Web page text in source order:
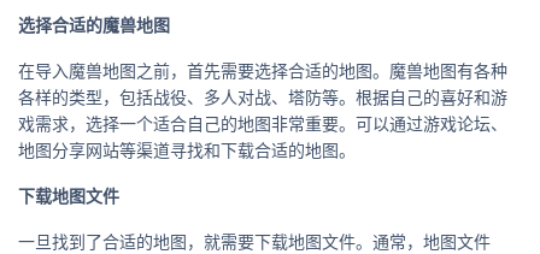
选择合适的魔兽地图
在导入魔兽地图之前，首先需要选择合适的地图。魔兽地图有各种
各样的类型，包括战役、多人对战、塔防等。根据自己的喜好和游
戏需求，选择一个适合自己的地图非常重要。可以通过游戏论坛、
地图分享网站等渠道寻找和下载合适的地图。
下载地图文件
一旦找到了合适的地图，就需要下载地图文件。通常，地图文件